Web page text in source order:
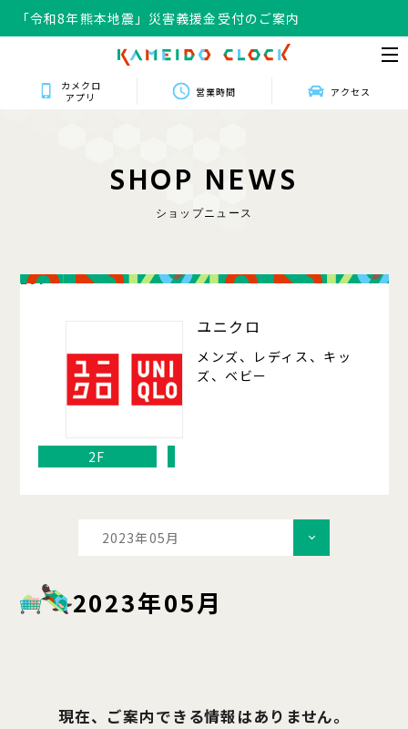
「令和8年熊本地震」災害義援金受付のご案内
カメクロ
アプリ
営業時間 アクセス
SHOP NEWS
ショップニュース
201
ユニクロ
メンズ、レディス、キッ
ズ、ベビー
2F
2023年05月
2023年05月
現在、ご案内できる情報はありません。